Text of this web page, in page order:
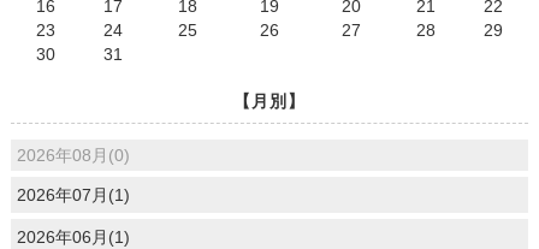
16 17 18 19 20 21
22
23
24 25 26 27 28
29
30
31
【月別】
2026年08月(0)
2026年07月(1)
2026年06月(1)